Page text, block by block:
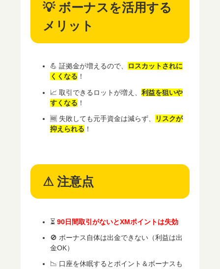
💡 ボーナスを活用する
メリット
💪 証拠金が増えるので、
ロスカットされに
くくなる ！
📈 取引できるロットが増え、利益を狙いや
すくなる ！
🆓 失敗しても元手資金は減らず、
リスクが
抑えられる ！
⚠ 注意点
⏳90日間取引がないとXMポイントは失効
🚫 ボーナス自体は出金できない（利益は出
金OK）
📉 口座を休眠するとポイント＆ボーナスも